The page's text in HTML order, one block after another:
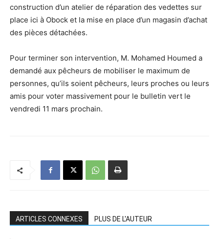
construction d’un atelier de réparation des vedettes sur
place ici à Obock et la mise en place d’un magasin d’achat
des pièces détachées.
Pour terminer son intervention, M. Mohamed Houmed a
demandé aux pêcheurs de mobiliser le maximum de
personnes, qu’ils soient pêcheurs, leurs proches ou leurs
amis pour voter massivement pour le bulletin vert le
vendredi 11 mars prochain.
ARTICLES CONNEXES PLUS DE L'AUTEUR